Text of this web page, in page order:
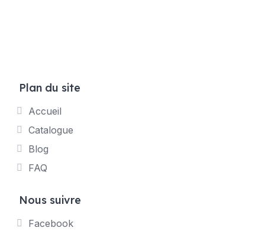
Plan du site
Accueil
Catalogue
Blog
FAQ
Nous suivre
Facebook